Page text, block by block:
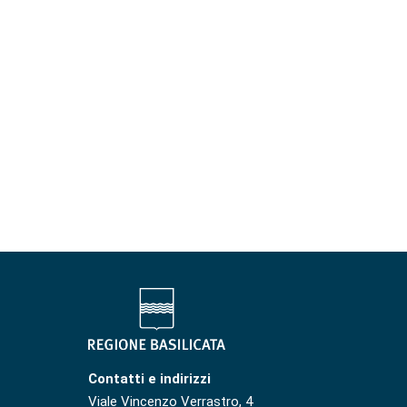
Contatti e indirizzi
Viale Vincenzo Verrastro, 4